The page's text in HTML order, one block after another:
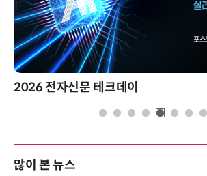
2026 전자신문 테크데이
많이 본 뉴스